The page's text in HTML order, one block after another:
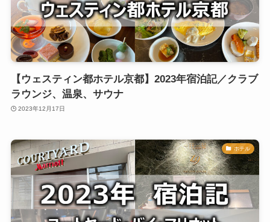
【ウェスティン都ホテル京都】2023年宿泊記／クラブ
ラウンジ、温泉、サウナ
2023年12月17日
ホテル